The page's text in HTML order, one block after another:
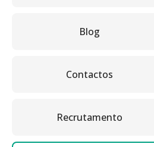
Blog
Contactos
Recrutamento